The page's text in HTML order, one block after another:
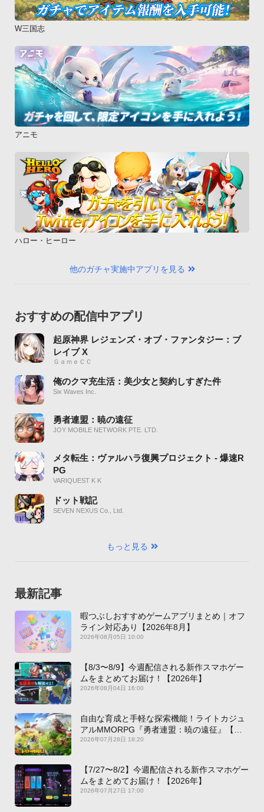
W三国志
アニモ
ハロー・ヒーロー
他のガチャ実施中アプリを見る
おすすめの配信中アプリ
起原神界 レジェンズ・オブ・ファンタジー：ブ
レイブ X
ＧａｍｅＣＣ
俺のクマ充生活：美少女と契約しすぎた件
Six Waves Inc.
勇者連盟：暁の遠征
JOY MOBILE NETWORK PTE. LTD.
メタ転生：ヴァルハラ復興プロジェクト - 爆速R
PG
VARIQUEST K K
ドット戦記
SEVEN NEXUS Co., Ltd.
もっと見る
最新記事
暇つぶしおすすめゲームアプリまとめ｜オフ
ライン対応あり【2026年8月】
2026年08月05日 10:00
【8/3〜8/9】今週配信される新作スマホゲー
ムをまとめてお届け！【2026年】
2026年08月04日 16:00
自由な育成と手軽な探索機能！ライトカジュ
アルMMORPG『勇者連盟：暁の遠征』【最
新作PICKUP】
2026年07月28日 18:20
【7/27〜8/2】今週配信される新作スマホゲー
ムをまとめてお届け！【2026年】
2026年07月27日 17:00